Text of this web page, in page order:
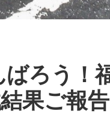
ろう！
果ご報告